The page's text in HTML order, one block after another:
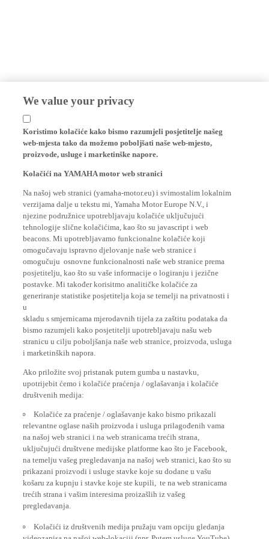
We value your privacy
Koristimo kolačiće kako bismo razumjeli posjetitelje našeg
web-mjesta tako da možemo poboljšati naše web-mjesto,
proizvode, usluge i marketinške napore.
verzijama dalje u tekstu mi, Yamaha Motor Europe N.V., i
njezine podružnice upotrebljavaju kolačiće uključujući
tehnologije slične kolačićima, kao što su javascript i web
beacons. Mi upotrebljavamo funkcionalne kolačiće koji
omogučavaju ispravno djelovanje naše web stranice i
omogučuju osnovne funkcionalnosti naše web stranice prema
posjetitelju, kao što su vaše informacije o logiranju i jezične
postavke. Mi također korisitmo analitičke kolačiće za
generiranje statistike posjetitelja koja se temelji na privatnosti i
u
skladu s smjernicama mjerodavnih tijela za zaštitu podataka da
bismo razumjeli kako posjetitelji upotrebljavaju našu web
stranicu u cilju poboljšanja naše web stranice, proizvoda, usluga
i marketinških napora.
upotrijebit ćemo i kolačiće praćenja / oglašavanja i kolačiće
društvenih medija:
relevantne oglase naših proizvoda i usluga prilagođenih vama
na našoj web stranici i na web stranicama trećih strana,
uključujući društvene medijske platforme kao što je Facebook,
na temelju vašeg pregledavanja na našoj web stranici, kao što su
prikazani proizvodi i usluge stavke koje su dodane u vašu
košaru za kupnju i stavke koje ste kupili, te na web stranicama
trećih strana i vašim interesima proizašlih iz vašeg
pregledavanja.
videozapisa na našoj web-lokaciji (npr. Putem usluge YouTube),